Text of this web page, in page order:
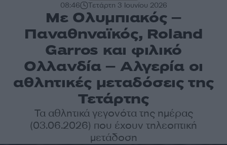
08:46 Τετάρτη 3 Ιουνίου 2026
Με Ολυμπιακός –
Παναθηναϊκός, Roland
Garros και φιλικό
Ολλανδία – Αλγερία οι
αθλητικές μεταδόσεις της
Τετάρτης
Τα αθλητικά γεγονότα της ημέρας
(03.06.2026) που έχουν τηλεοπτική
μετάδοση